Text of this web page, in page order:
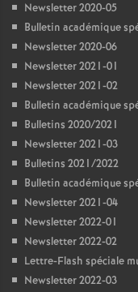
Newsletter 2020-05
Bulletin académique
Newsletter 2020-06
Newsletter 2021-01
Newsletter 2021-02
Bulletin académique
Bulletins 2020/2021
Newsletter 2021-03
Bulletins 2021/2022
Bulletin académique
Newsletter 2021-04
Newsletter 2022-01
Newsletter 2022-02
Lettre-Flash spéciale
Newsletter 2022-03